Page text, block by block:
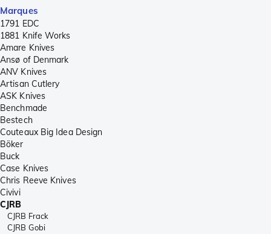
Marques
1791 EDC
1881 Knife Works
Amare Knives
Ansø of Denmark
ANV Knives
Artisan Cutlery
ASK Knives
Benchmade
Bestech
Couteaux Big Idea Design
Böker
Buck
Case Knives
Chris Reeve Knives
Civivi
CJRB
CJRB Frack
CJRB Gobi